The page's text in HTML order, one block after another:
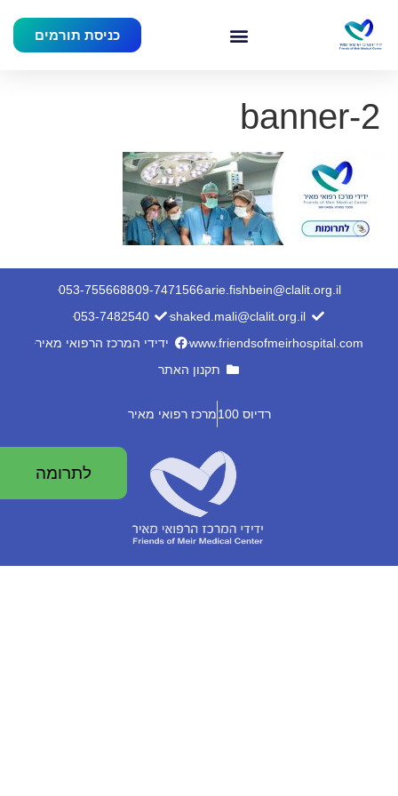
כניסת תורמים
לתרומה
banner-2
arie.fishbein@clalit.org.il
09-7471566
053-7556688
shaked.mali@clalit.org.il
053-7482540
www.friendsofmeirhospital.com
ידידי המרכז הרפואי מאיר
תקנון האתר
רדיוס 100 מרכז רפואי מאיר